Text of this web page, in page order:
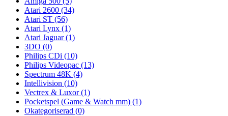
Atari 2600 (34)
Atari ST (56)
Atari Lynx (1)
Atari Jaguar(1)
3DO (0)
Philips CDi (10)
Philips Videopac (13)
Spectrum 48K (4)
Intellivision (10)
Vectrex & Luxor(1)
Pocketspel (Game & Watch mm) (1)
Okategoriserad (0)